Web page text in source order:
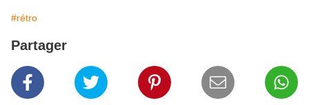
#rétro
Partager